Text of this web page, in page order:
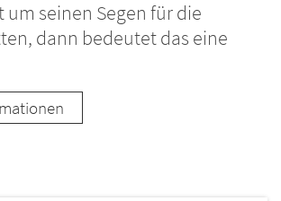
um seinen Segen für die
dann bedeutet das eine